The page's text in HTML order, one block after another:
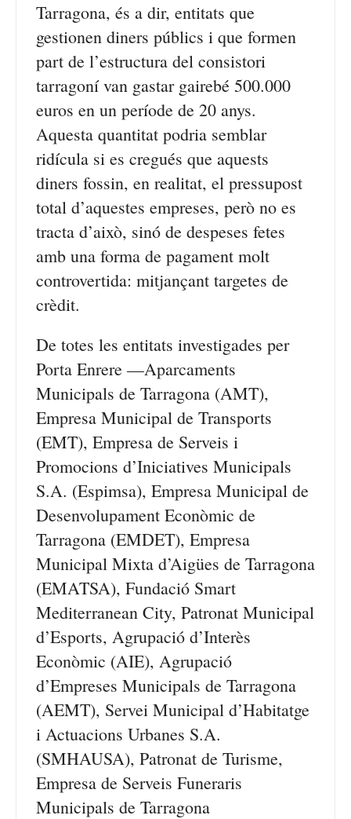
Tarragona, és a dir, entitats que
gestionen diners públics i que formen
part de l’estructura del consistori
tarragoní van gastar gairebé 500.000
euros en un període de 20 anys.
Aquesta quantitat podria semblar
ridícula si es cregués que aquests
diners fossin, en realitat, el pressupost
total d’aquestes empreses, però no es
tracta d’això, sinó de despeses fetes
amb una forma de pagament molt
controvertida: mitjançant targetes de
crèdit.
De totes les entitats investigades per
Porta Enrere —Aparcaments
Municipals de Tarragona (AMT),
Empresa Municipal de Transports
(EMT), Empresa de Serveis i
Promocions d’Iniciatives Municipals
S.A. (Espimsa), Empresa Municipal de
Desenvolupament Econòmic de
Tarragona (EMDET), Empresa
Municipal Mixta d’Aigües de Tarragona
(EMATSA), Fundació Smart
Mediterranean City, Patronat Municipal
d’Esports, Agrupació d’Interès
Econòmic (AIE), Agrupació
d’Empreses Municipals de Tarragona
(AEMT), Servei Municipal d’Habitatge
i Actuacions Urbanes S.A.
(SMHAUSA), Patronat de Turisme,
Empresa de Serveis Funeraris
Municipals de Tarragona